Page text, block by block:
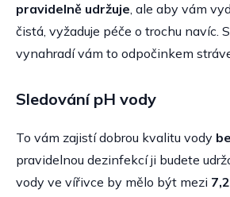
pravidelně udržuje, ale aby vám
čistá, vyžaduje péče o trochu navíc.
vynahradí vám to odpočinkem
Sledování pH vody
To vám zajistí dobrou kvalitu vody
pravidelnou dezinfekcí ji budete
vody ve vířivce by mělo být mezi